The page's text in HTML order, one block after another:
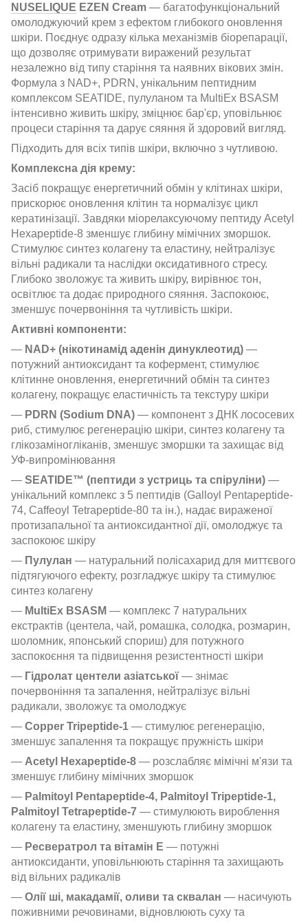
NUSELIQUE EZEN Cream — багатофункціональний
омолоджуючий крем з ефектом глибокого оновлення
шкіри. Поєднує одразу кілька механізмів біорепарації,
що дозволяє отримувати виражений результат
незалежно від типу старіння та наявних вікових змін.
Формула з NAD+, PDRN, унікальним пептидним
комплексом SEATIDE, пулуланом та MultiEx BSASM
інтенсивно живить шкіру, зміцнює бар'єр, уповільнює
процеси старіння та дарує сяяння й здоровий вигляд.
Підходить для всіх типів шкіри, включно з чутливою.
Комплексна дія крему:
Засіб покращує енергетичний обмін у клітинах шкіри,
прискорює оновлення клітин та нормалізує цикл
кератинізації. Завдяки міорелаксуючому пептиду Acetyl
Hexapeptide-8 зменшує глибину мімічних зморшок.
Стимулює синтез колагену та еластину, нейтралізує
вільні радикали та наслідки оксидативного стресу.
Глибоко зволожує та живить шкіру, вирівнює тон,
освітлює та додає природного сяяння. Заспокоює,
зменшує почервоніння та чутливість шкіри.
Активні компоненти:
— NAD+ (нікотинамід аденін динуклеотид) —
потужний антиоксидант та кофермент, стимулює
клітинне оновлення, енергетичний обмін та синтез
колагену, покращує еластичність та текстуру шкіри
— PDRN (Sodium DNA) — компонент з ДНК лососевих
риб, стимулює регенерацію шкіри, синтез колагену та
глікозаміногліканів, зменшує зморшки та захищає від
УФ-випромінювання
— SEATIDE™ (пептиди з устриць та спіруліни) —
унікальний комплекс з 5 пептидів (Galloyl Pentapeptide-
74, Caffeoyl Tetrapeptide-80 та ін.), надає вираженої
протизапальної та антиоксидантної дії, омолоджує та
заспокоює шкіру
— Пулулан — натуральний полісахарид для миттєвого
підтягуючого ефекту, розгладжує шкіру та стимулює
синтез колагену
— MultiEx BSASM — комплекс 7 натуральних
екстрактів (центела, чай, ромашка, солодка, розмарин,
шоломник, японський спориш) для потужного
заспокоєння та підвищення резистентності шкіри
— Гідролат центели азіатської — знімає
почервоніння та запалення, нейтралізує вільні
радикали, зволожує та омолоджує
— Copper Tripeptide-1 — стимулює регенерацію,
зменшує запалення та покращує пружність шкіри
— Acetyl Hexapeptide-8 — розслабляє мімічні м'язи та
зменшує глибину мімічних зморшок
— Palmitoyl Pentapeptide-4, Palmitoyl Tripeptide-1,
Palmitoyl Tetrapeptide-7 — стимулюють вироблення
колагену та еластину, зменшують глибину зморшок
— Ресвератрол та вітамін E — потужні
антиоксиданти, уповільнюють старіння та захищають
від вільних радикалів
— Олії ші, макадамії, оливи та сквалан — насичують
поживними речовинами, відновлюють суху та